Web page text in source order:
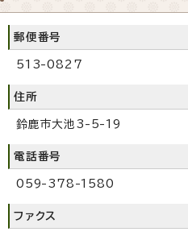
郵便番号
513-0827
住所
鈴鹿市大池3-5-19
電話番号
059-378-1580
ファクス